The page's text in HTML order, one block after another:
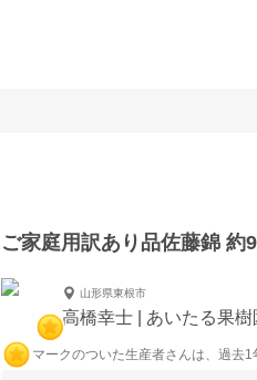
ご家庭用訳あり品佐藤錦 約
山形県東根市
高橋幸士 | あいたる果樹
マークのついた生産者さんは、過去1